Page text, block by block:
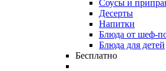
Соусы и
Десерты
Напитки
Блюда от шеф-
Блюда для детей
Бесплатно